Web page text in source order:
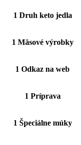
1 Druh keto jedla
1 Mäsové výrobky
1 Odkaz na web
1 Príprava
1 Špeciálne múky